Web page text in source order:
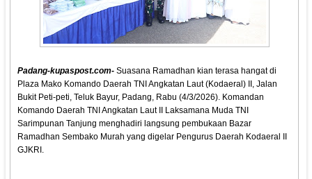
Padang-kupaspost.com- Suasana Ramadhan kian terasa hangat di
Plaza Mako Komando Daerah TNI Angkatan Laut (Kodaeral) II, Jalan
Bukit Peti-peti, Teluk Bayur, Padang, Rabu (4/3/2026). Komandan
Komando Daerah TNI Angkatan Laut II Laksamana Muda TNI
Sarimpunan Tanjung menghadiri langsung pembukaan Bazar
Ramadhan Sembako Murah yang digelar Pengurus Daerah Kodaeral II
GJKRI.